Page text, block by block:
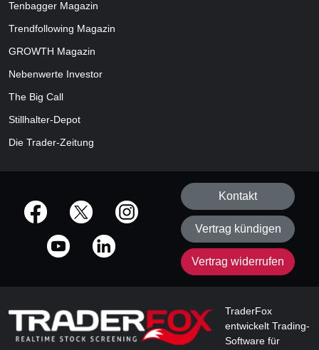
Tenbagger Magazin
Trendfollowing Magazin
GROWTH Magazin
Nebenwerte Investor
The Big Call
Stillhalter-Depot
Die Trader-Zeitung
offizielle Social Media-Accounts
Kontakt
Vertrag kündigen
Vertrag widerrufen
TraderFox
entwickelt Trading-
Software für